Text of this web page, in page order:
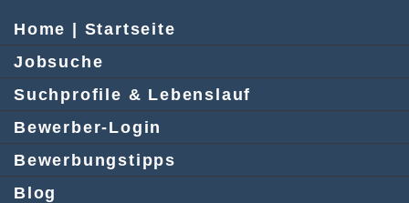
Home | Startseite
Jobsuche
Suchprofile & Lebenslauf
Bewerber-Login
Bewerbungstipps
Blog